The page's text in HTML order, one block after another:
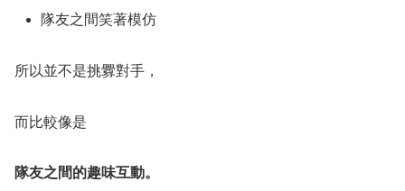
隊友之間笑著模仿
所以並不是挑釁對手，
而比較像是
隊友之間的趣味互動。